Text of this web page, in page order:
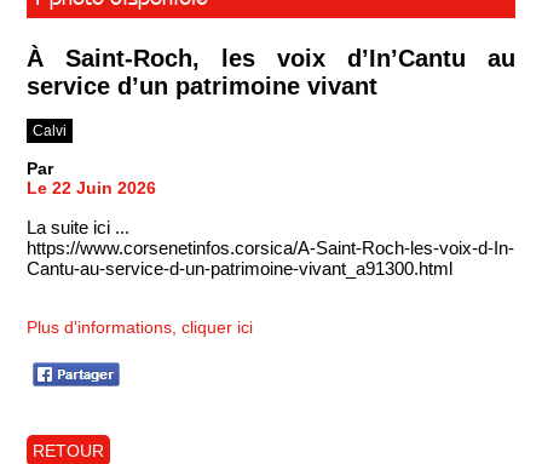
À Saint-Roch, les voix d’In’Cantu au
service d’un patrimoine vivant
Calvi
Par
Le 22 Juin 2026
La suite ici ...
https://www.corsenetinfos.corsica/A-Saint-Roch-les-voix-d-In-
Cantu-au-service-d-un-patrimoine-vivant_a91300.html
Plus d'informations, cliquer ici
RETOUR